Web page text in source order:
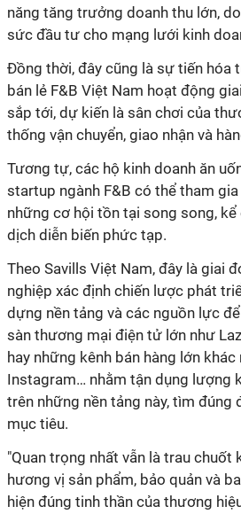
năng tăng trưởng doanh thu lớn,
sức đầu tư cho mạng lưới kinh
Đồng thời, đây cũng là sự tiến hóa
bán lẻ F&B Việt Nam hoạt động
sắp tới, dự kiến là sân chơi của
thống vận chuyển, giao nhận và
Tương tự, các hộ kinh doanh ăn
startup ngành F&B có thể tham
những cơ hội tồn tại song song,
dịch diễn biến phức tạp.
Theo Savills Việt Nam, đây là giai
nghiệp xác định chiến lược phát
dựng nền tảng và các nguồn lực
sàn thương mại điện tử lớn như
hay những kênh bán hàng lớn
Instagram… nhằm tận dụng lượng
trên những nền tảng này, tìm đúng
mục tiêu.
"Quan trọng nhất vẫn là trau chuốt
hương vị sản phẩm, bảo quản và
hiện đúng tinh thần của thương